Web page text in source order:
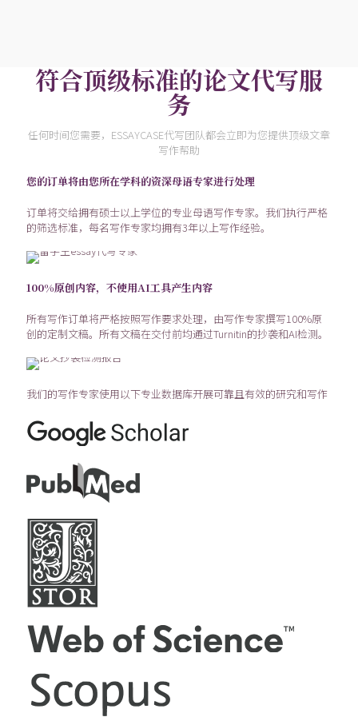
符合顶级标准的论文代写服
务
任何时间您需要，ESSAYCASE代写团队都会立即为您提供顶级文章
写作帮助
您的订单将由您所在学科的资深母语专家进行处理
订单将交给拥有硕士以上学位的专业母语写作专家。我们执行严格
的筛选标准，每名写作专家均拥有3年以上写作经验。
100%原创内容，不使用AI工具产生内容
所有写作订单将严格按照写作要求处理，由写作专家撰写100%原
创的定制文稿。所有文稿在交付前均通过Turnitin的抄袭和AI检测。
我们的写作专家使用以下专业数据库开展可靠且有效的研究和写作